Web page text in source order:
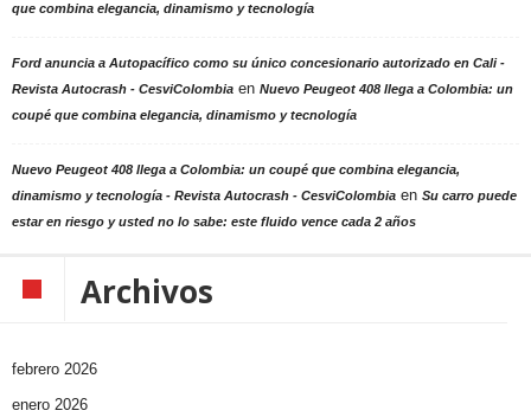
que combina elegancia, dinamismo y tecnología
Ford anuncia a Autopacífico como su único concesionario autorizado en Cali -
Revista Autocrash - CesviColombia en Nuevo Peugeot 408 llega a Colombia: un
coupé que combina elegancia, dinamismo y tecnología
Nuevo Peugeot 408 llega a Colombia: un coupé que combina elegancia,
dinamismo y tecnología - Revista Autocrash - CesviColombia en Su carro puede
estar en riesgo y usted no lo sabe: este fluido vence cada 2 años
Archivos
febrero 2026
enero 2026